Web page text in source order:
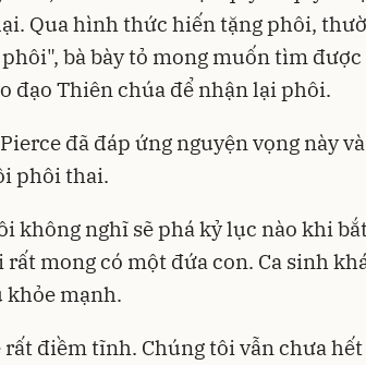
Qua hình thức hiến tặng phôi,
bà bày tỏ mong muốn tìm
đạo Thiên chúa để nhận lại phôi.
đã đáp ứng nguyện vọng này
phôi thai.
không nghĩ sẽ phá kỷ lục nào khi
mong có một đứa con. Ca sinh
khỏe mạnh.
rất điềm tĩnh. Chúng tôi vẫn chưa